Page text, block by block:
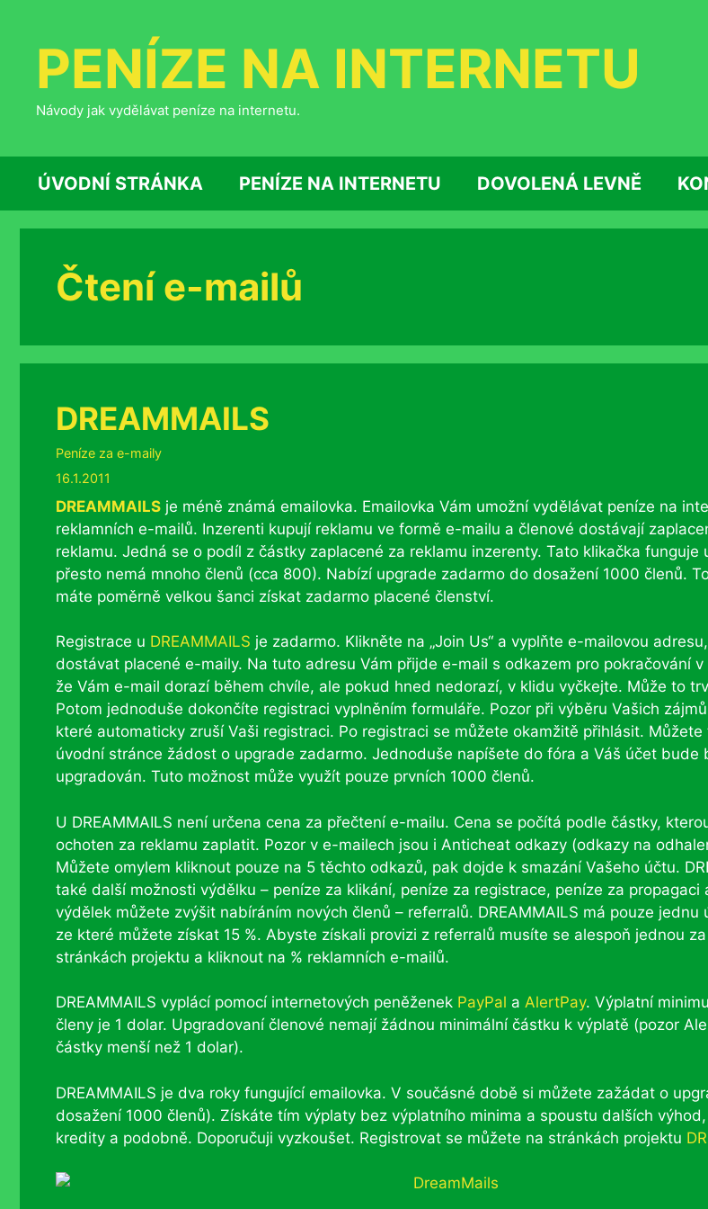
obsahPENÍZE NA INTERNETU
Návody jak vydělávat peníze na internetu.
ÚVODNÍ STRÁNKA PENÍZE NA INTERNETU DOVOLENÁ LEVNĚ
Čtení e-mailů
DREAMMAILS
Rubriky
Peníze za e-maily
16.1.2011
DREAMMAILS je méně známá emailovka. Emailovka Vám umožní vydělávat peníze na
reklamních e-mailů. Inzerenti kupují reklamu ve formě e-mailu a členové dostávají
reklamu. Jedná se o podíl z částky zaplacené za reklamu inzerenty. Tato klikačka funguje
přesto nemá mnoho členů (cca 800). Nabízí upgrade zadarmo do dosažení 1000 členů.
máte poměrně velkou šanci získat zadarmo placené členství.
Registrace u DREAMMAILS je zadarmo. Klikněte na „Join Us“ a vyplňte e-mailovou
dostávat placené e-maily. Na tuto adresu Vám přijde e-mail s odkazem pro pokračování v
že Vám e-mail dorazí během chvíle, ale pokud hned nedorazí, v klidu vyčkejte. Může to
Potom jednoduše dokončíte registraci vyplněním formuláře. Pozor při výběru Vašich
které automaticky zruší Vaši registraci. Po registraci se můžete okamžitě přihlásit. Můžete
úvodní stránce žádost o upgrade zadarmo. Jednoduše napíšete do fóra a Váš účet bude
upgradován. Tuto možnost může využít pouze prvních 1000 členů.
U DREAMMAILS není určena cena za přečtení e-mailu. Cena se počítá podle částky,
ochoten za reklamu zaplatit. Pozor v e-mailech jsou i Anticheat odkazy (odkazy na
Můžete omylem kliknout pouze na 5 těchto odkazů, pak dojde k smazání Vašeho účtu.
také další možnosti výdělku – peníze za klikání, peníze za registrace, peníze za propagaci
výdělek můžete zvýšit nabíráním nových členů – referralů. DREAMMAILS má pouze jednu
ze které můžete získat 15 %. Abyste získali provizi z referralů musíte se alespoň jednou
stránkách projektu a kliknout na % reklamních e-mailů.
DREAMMAILS vyplácí pomocí internetových peněženek PayPal a AlertPay. Výplatní
členy je 1 dolar. Upgradovaní členové nemají žádnou minimální částku k výplatě (pozor
částky menší než 1 dolar).
DREAMMAILS je dva roky fungující emailovka. V součásné době si můžete zažádat o
dosažení 1000 členů). Získáte tím výplaty bez výplatního minima a spoustu dalších
kredity a podobně. Doporučuji vyzkoušet. Registrovat se můžete na stránkách projektu